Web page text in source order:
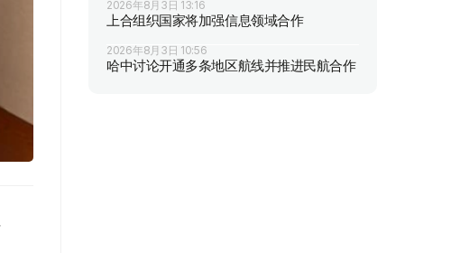
2026年8月3日 13:16
上合组织国家将加强信息领域合作
2026年8月3日 10:56
哈中讨论开通多条地区航线并推进民航合作